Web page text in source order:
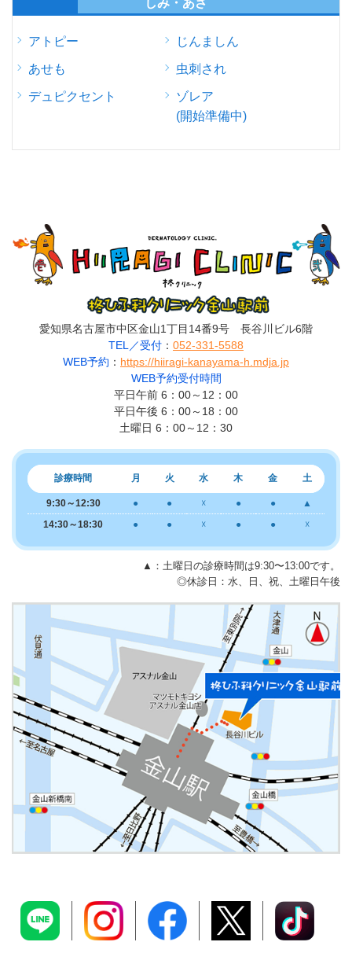
アトピー じんましん
あせも 虫刺され
デュピクセント
ゾレア
(開始準備中)
愛知県名古屋市中区金山1丁目14番9号 長谷川ビル6階
TEL／受付 ： 052-331-5588
WEB予約 ： https://hiiragi-kanayama-h.mdja.jp
WEB予約受付時間
平日午前 6：00～12：00
平日午後 6：00～18：00
土曜日 6：00～12：30
診療時間 月 火 水 木 金 土
9:30～12:30 ● ● ☓ ● ●
▲
14:30～18:30
● ● ☓ ● ● ☓
▲：土曜日の診療時間は9:30〜13:00です。
◎休診日：水、日、祝、土曜日午後